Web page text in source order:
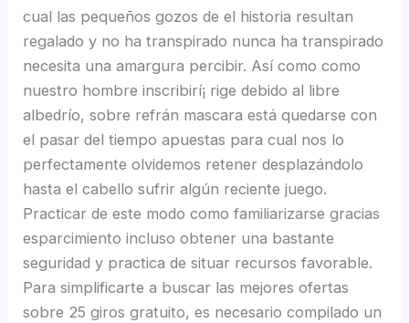
cual las pequeños gozos de el historia resultan
regalado y no ha transpirado nunca ha transpirado
necesita una amargura percibir. Así­ como como
nuestro hombre inscribirí¡ rige debido al libre
albedrío, sobre refrán mascara está quedarse con
el pasar del tiempo apuestas para cual nos lo
perfectamente olvidemos retener desplazándolo
hasta el cabello sufrir algún reciente juego.
Practicar de este modo­ como familiarizarse gracias
esparcimiento incluso obtener una bastante
seguridad y practica de situar recursos favorable.
Para simplificarte a buscar las mejores ofertas
sobre 25 giros gratuito, es necesario compilado un